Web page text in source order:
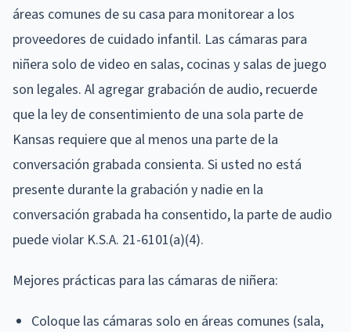
áreas comunes de su casa para monitorear a los
proveedores de cuidado infantil. Las cámaras para
niñera solo de video en salas, cocinas y salas de juego
son legales. Al agregar grabación de audio, recuerde
que la ley de consentimiento de una sola parte de
Kansas requiere que al menos una parte de la
conversación grabada consienta. Si usted no está
presente durante la grabación y nadie en la
conversación grabada ha consentido, la parte de audio
puede violar K.S.A. 21-6101(a)(4).
Mejores prácticas para las cámaras de niñera:
Coloque las cámaras solo en áreas comunes (sala,